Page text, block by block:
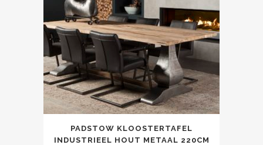
PADSTOW KLOOSTERTAFEL
INDUSTRIEEL HOUT METAAL 220CM